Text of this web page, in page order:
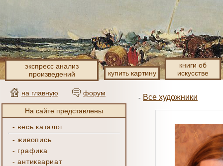
экспресс анализ
произведений
купить картину
книги об
искусстве
на главную форум
На сайте представлены
- весь каталог
-живопись
- графика
-антиквариат
- Все художники